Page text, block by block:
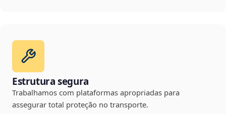
Estrutura segura
Trabalhamos com plataformas apropriadas para
assegurar total proteção no transporte.